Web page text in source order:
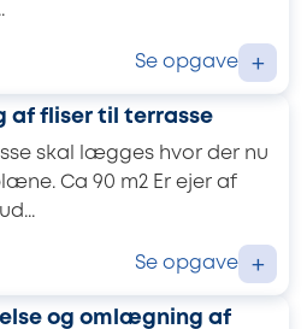
Se opgave +
af fliser til terrasse
skal lægges hvor der nu
Ca 90 m2 Er ejer af
Se opgave +
og omlægning af